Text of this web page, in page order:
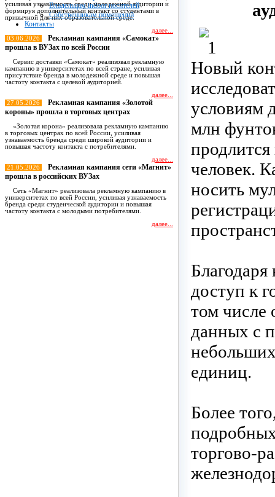
Владельцам indoor носителей
Собственникам помещений
Контакты
усиливая узнаваемость среди молодежной аудитории и
формируя дополнительный контакт со студентами в
привычной для них образовательной среде.
далее...
03.06.2026
Рекламная кампания «Самокат»
прошла в ВУЗах по всей России
Сервис доставки «Самокат» реализовал рекламную
кампанию в университетах по всей стране, усиливая
присутствие бренда в молодежной среде и повышая
частоту контакта с целевой аудиторией.
далее...
27.05.2026
Рекламная кампания «Золотой
короны» прошла в торговых центрах
«Золотая корона» реализовала рекламную кампанию
в торговых центрах по всей России, усиливая
узнаваемость бренда среди широкой аудитории и
повышая частоту контакта с потребителями.
далее...
21.05.2026
Рекламная кампания сети «Магнит»
прошла в российских ВУЗах
Сеть «Магнит» реализовала рекламную кампанию в
университетах по всей России, усиливая узнаваемость
бренда среди студенческой аудитории и повышая
частоту контакта с молодыми потребителями.
далее...
Новый
условиям
млн
продлится
человек.
носить
доступ к
том числе
данных с
единиц.
Более
торгово-